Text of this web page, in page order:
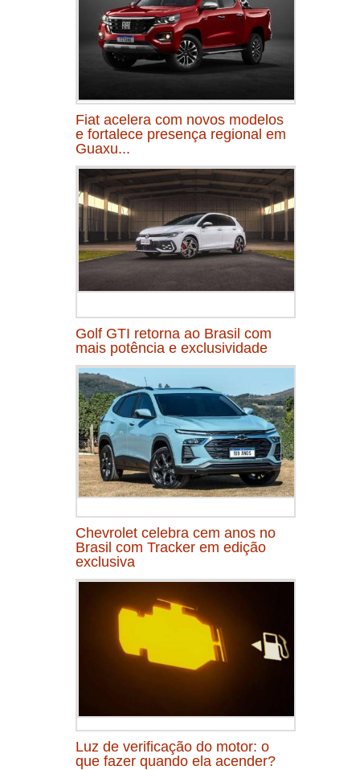
Fiat acelera com novos modelos
e fortalece presença regional em
Guaxu...
Golf GTI retorna ao Brasil com
mais potência e exclusividade
Chevrolet celebra cem anos no
Brasil com Tracker em edição
exclusiva
Luz de verificação do motor: o
que fazer quando ela acender?